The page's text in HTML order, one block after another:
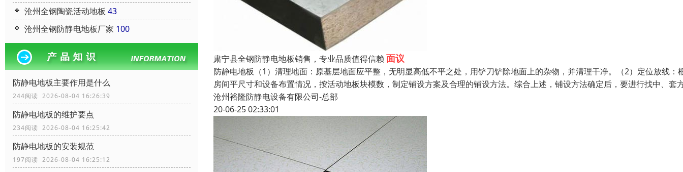
沧州全钢陶瓷活动地板 43
沧州全钢防静电地板厂家 100
防静电地板主要作用是什么
244阅读 2026-08-04 16:26:39
防静电地板的维护要点
234阅读 2026-08-04 16:25:42
防静电地板的安装规范
197阅读 2026-08-04 16:25:12
肃宁县全钢防静电地板销售，专业品质值得信赖 面议
防静电地板（1）清理地面：原基层地面应平整，无明显高低不平之处，用铲刀铲除地面上的杂物，并清理干净。（2）定位放线：
房间平尺寸和设备布置情况，按活动地板块模数，制定铺设方案及合理的铺设方法。综合上述，铺设方法确定后，要进行找中、套
沧州裕隆防静电设备有限公司-总部
20-06-25 02:33:01